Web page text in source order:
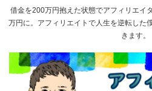
借金を200万円抱えた状態でアフィリエイ
万円に。アフィリエイトで人生を逆転した
きます。